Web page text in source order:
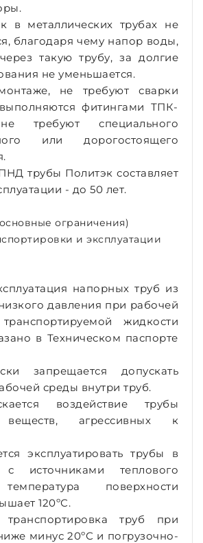
в металлических трубах не
благодаря чему напор воды,
такую трубу, за долгие
не уменьшается.
не требуют сварки
фитингами ТПК-
специального
или дорогостоящего
трубы Политэк составляет
- до 50 лет.
ограничения)
и эксплуатации
напорных труб из
давления при рабочей
жидкости
в Техническом паспорте
запрещается допускать
среды внутри труб.
воздействие трубы
веществ, агрессивных к
эксплуатировать трубы в
с источниками теплового
поверхности
120ºС.
труб при
минус 20ºС и погрузочно-